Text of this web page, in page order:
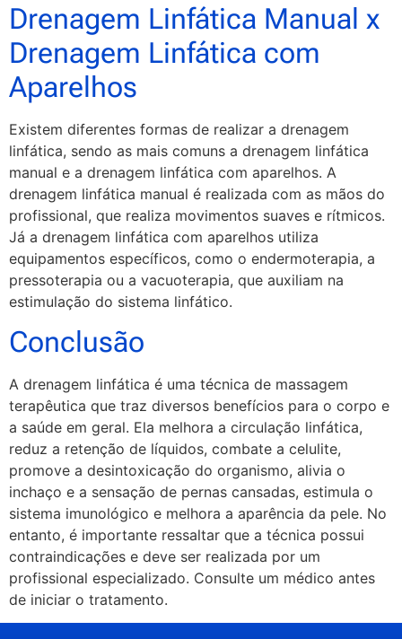
Drenagem Linfática Manual x
Drenagem Linfática com
Aparelhos
Existem diferentes formas de realizar a drenagem
linfática, sendo as mais comuns a drenagem linfática
manual e a drenagem linfática com aparelhos. A
drenagem linfática manual é realizada com as mãos do
profissional, que realiza movimentos suaves e rítmicos.
Já a drenagem linfática com aparelhos utiliza
equipamentos específicos, como o endermoterapia, a
pressoterapia ou a vacuoterapia, que auxiliam na
estimulação do sistema linfático.
Conclusão
A drenagem linfática é uma técnica de massagem
terapêutica que traz diversos benefícios para o corpo e
a saúde em geral. Ela melhora a circulação linfática,
reduz a retenção de líquidos, combate a celulite,
promove a desintoxicação do organismo, alivia o
inchaço e a sensação de pernas cansadas, estimula o
sistema imunológico e melhora a aparência da pele. No
entanto, é importante ressaltar que a técnica possui
contraindicações e deve ser realizada por um
profissional especializado. Consulte um médico antes
de iniciar o tratamento.